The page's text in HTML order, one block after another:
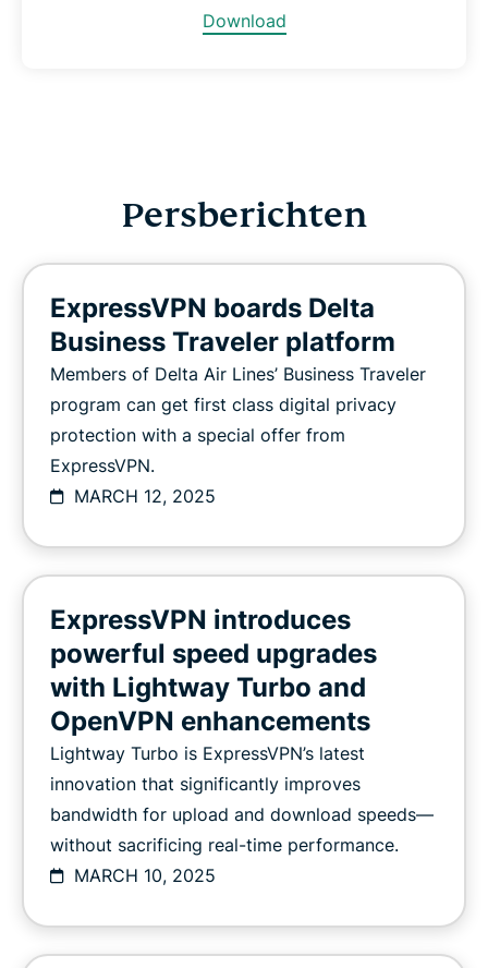
Download
Persberichten
ExpressVPN boards Delta
Business Traveler platform
Members of Delta Air Lines’ Business Traveler
program can get first class digital privacy
protection with a special offer from
ExpressVPN.
MARCH 12, 2025
ExpressVPN introduces
powerful speed upgrades
with Lightway Turbo and
OpenVPN enhancements
Lightway Turbo is ExpressVPN’s latest
innovation that significantly improves
bandwidth for upload and download speeds—
without sacrificing real-time performance.
MARCH 10, 2025